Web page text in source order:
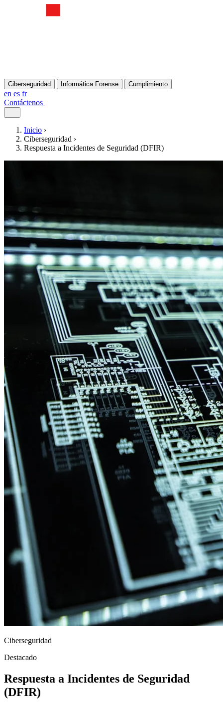
Ciberseguridad Informática Forense Cumplimiento
en es fr
Contáctenos
Inicio ›
Ciberseguridad ›
Respuesta a Incidentes de Seguridad (DFIR)
Ciberseguridad
Destacado
Respuesta a Incidentes de Seguridad
(DFIR)